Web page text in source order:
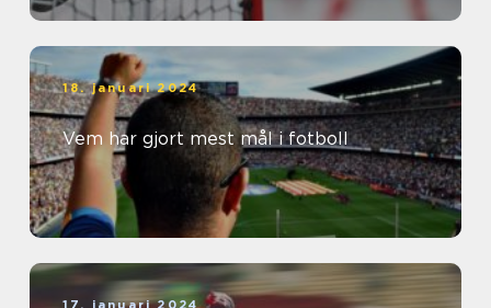
18. januari 2024
Vem har gjort mest mål i fotboll
17. januari 2024